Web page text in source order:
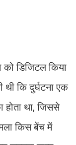
को डिजिटल किया
कि दुर्घटना एक
होता था, जिससे
किस बेंच में